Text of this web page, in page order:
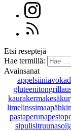
Etsi reseptejä
Hae termillä:
Avainsanat
appelsiini
gluteeniton
kaurakerma
limelinssi
pastaperunapesto
sipulisitruuna